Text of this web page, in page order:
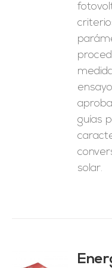
guías
solar.